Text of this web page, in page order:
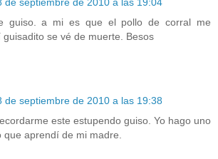
guiso. a mi es que el pollo de corral me
se vé de muerte. Besos
de septiembre de 2010 a las 19:38
este estupendo guiso. Yo hago uno
que aprendí de mi madre.